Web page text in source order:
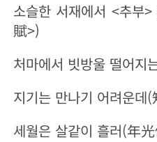
소슬한 서재에서 <추
賦>)
처마에서 빗방울 떨어지
지기는 만나기 어려운데
세월은 살같이 흘러(年